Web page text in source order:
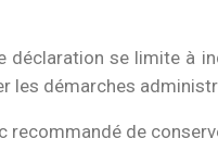
déclaration se limite à
les démarches
recommandé de